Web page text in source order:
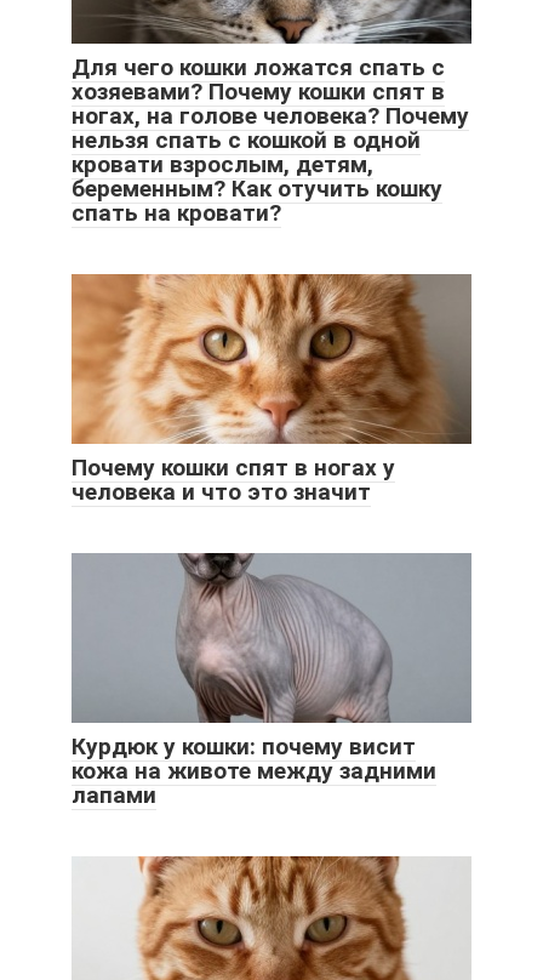
Для чего кошки ложатся спать с
хозяевами? Почему кошки спят в
ногах, на голове человека? Почему
нельзя спать с кошкой в одной
кровати взрослым, детям,
беременным? Как отучить кошку
спать на кровати?
Почему кошки спят в ногах у
человека и что это значит
Курдюк у кошки: почему висит
кожа на животе между задними
лапами